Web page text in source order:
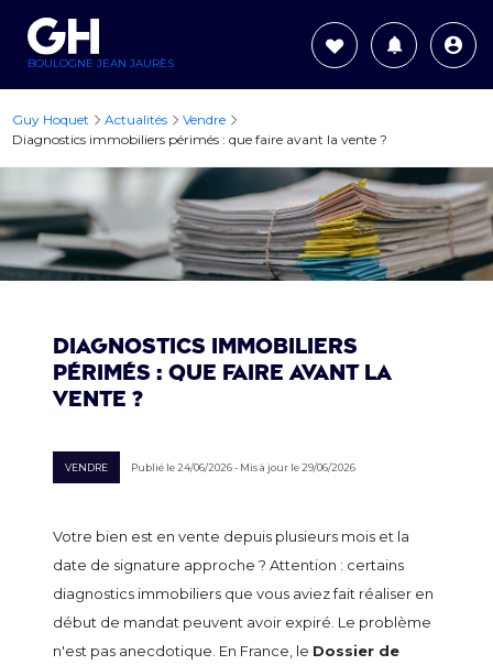
BOULOGNE JEAN JAURÈS
Guy Hoquet Actualités
Vendre
Diagnostics immobiliers périmés : que faire avant la vente ?
Diagnostics immobiliers
périmés : que faire avant la
vente ?
VENDRE Publié le 24/06/2026 - Mis à jour le 29/06/2026
Votre bien est en vente depuis plusieurs mois et la
date de signature approche ? Attention : certains
diagnostics immobiliers que vous aviez fait réaliser en
début de mandat peuvent avoir expiré. Le problème
n'est pas anecdotique. En France, le Dossier de